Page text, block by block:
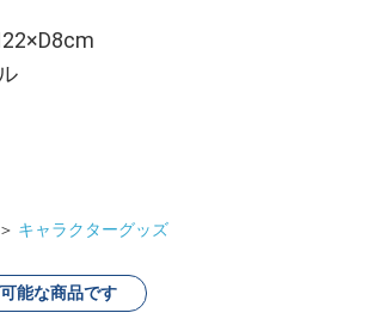
＞ キャラクターグッズ
能な商品です